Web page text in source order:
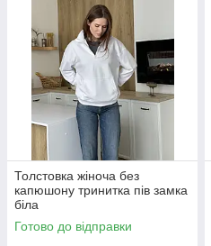
Толстовка жіноча без
капюшону тринитка пів замка
біла
Готово до відправки